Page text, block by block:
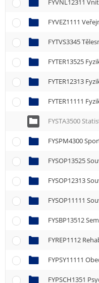
FYVNL12311
FYVEZ1111
FYTVS3345
FYTER13525
FYTER12313
FYTER11111
FYSTA3500
FYSPM4300
FYSOP13525
FYSOP12313
FYSOP11111
FYSBP13512
FYREP1112
FYPSCH1351